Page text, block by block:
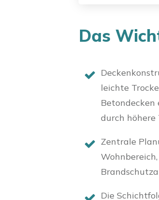
Das
leichte
Betondecken
durch
Zentrale
Die